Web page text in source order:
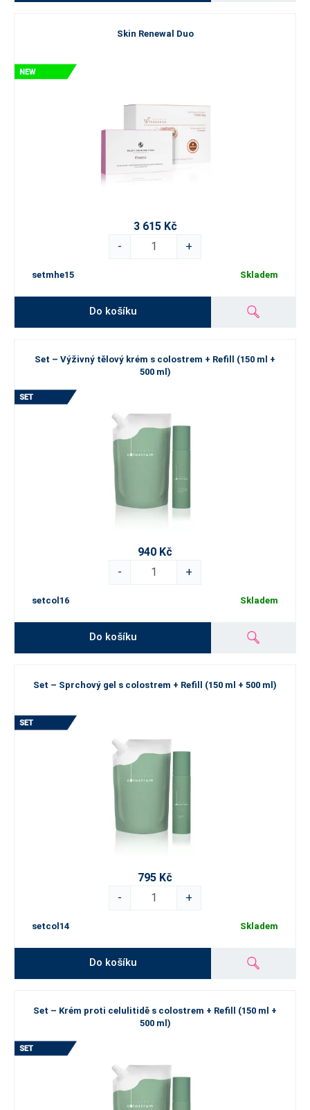
Skin Renewal Duo
3 615 Kč
-
+
setmhe15 Skladem
Do košíku
Set – Výživný tělový krém s colostrem + Refill (150 ml +
500 ml)
940 Kč
-
+
setcol16 Skladem
Do košíku
Set – Sprchový gel s colostrem + Refill (150 ml + 500 ml)
795 Kč
-
+
setcol14 Skladem
Do košíku
Set – Krém proti celulitidě s colostrem + Refill (150 ml +
500 ml)